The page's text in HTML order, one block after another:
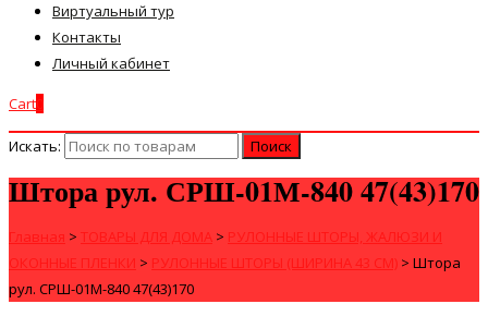
Виртуальный тур
Контакты
Личный кабинет
Cart
Искать:
Штора рул. СРШ-01М-840 47(43)170
Главная > ТОВАРЫ ДЛЯ ДОМА > РУЛОННЫЕ ШТОРЫ, ЖАЛЮЗИ И
ОКОННЫЕ ПЛЕНКИ > РУЛОННЫЕ ШТОРЫ (ШИРИНА 43 СМ) > Штора
рул. СРШ-01М-840 47(43)170